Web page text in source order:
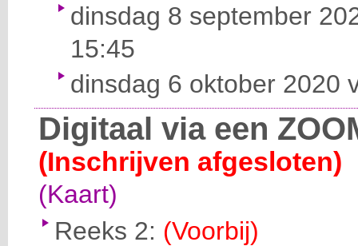
dinsdag 8 september
15:45
dinsdag 6 oktober 2020
Digitaal via een
(Inschrijven afgesloten)
(Kaart)
Reeks 2: (Voorbij)